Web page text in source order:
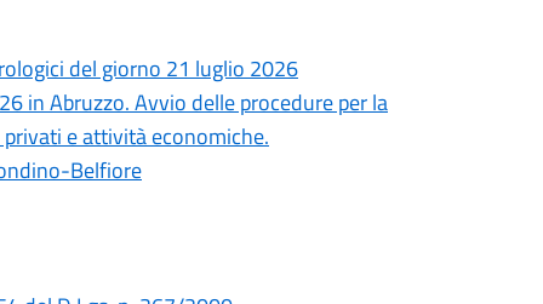
del giorno 21 luglio 2026
in Abruzzo. Avvio delle procedure per la
e attività economiche.
Belfiore